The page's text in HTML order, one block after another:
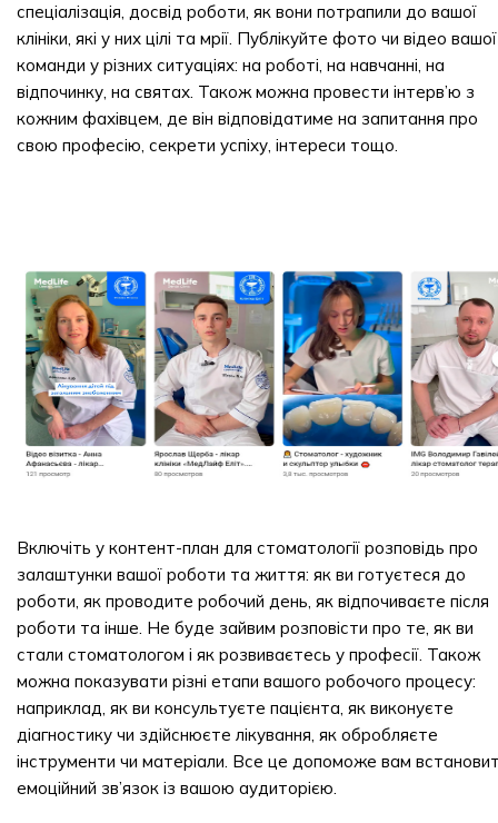
спеціалізація, досвід роботи, як вони потрапили до вашої
клініки, які у них цілі та мрії. Публікуйте фото чи відео вашої
команди у різних ситуаціях: на роботі, на навчанні, на
відпочинку, на святах. Також можна провести інтерв’ю з
кожним фахівцем, де він відповідатиме на запитання про
свою професію, секрети успіху, інтереси тощо.
Включіть у контент-план для стоматології розповідь про
залаштунки вашої роботи та життя: як ви готуєтеся до
роботи, як проводите робочий день, як відпочиваєте після
роботи та інше. Не буде зайвим розповісти про те, як ви
стали стоматологом і як розвиваєтесь у професії. Також
можна показувати різні етапи вашого робочого процесу:
наприклад, як ви консультуєте пацієнта, як виконуєте
діагностику чи здійснюєте лікування, як обробляєте
інструменти чи матеріали. Все це допоможе вам
емоційний зв’язок із вашою аудиторією.